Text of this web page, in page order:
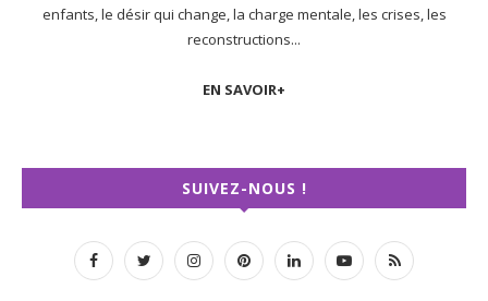
enfants, le désir qui change, la charge mentale, les crises, les
reconstructions...
EN SAVOIR+
SUIVEZ-NOUS !